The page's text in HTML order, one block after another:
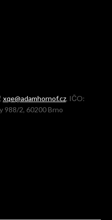
, xqe@adamhornof.cz, IČO:
988/2, 60200 Brno